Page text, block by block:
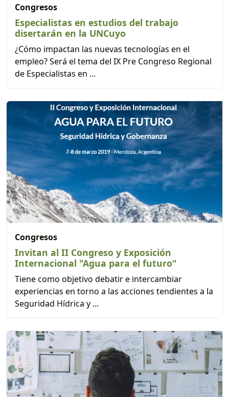
Congresos
Especialistas en estudios del trabajo
disertarán en la UNCuyo
¿Cómo impactan las nuevas tecnologías en el
empleo? Será el tema del IX Pre Congreso Regional
de Especialistas en ...
Congresos
Invitan al II Congreso y Exposición
Internacional "Agua para el futuro"
Tiene como objetivo debatir e intercambiar
experiencias en torno a las acciones tendientes a la
Seguridad Hídrica y ...